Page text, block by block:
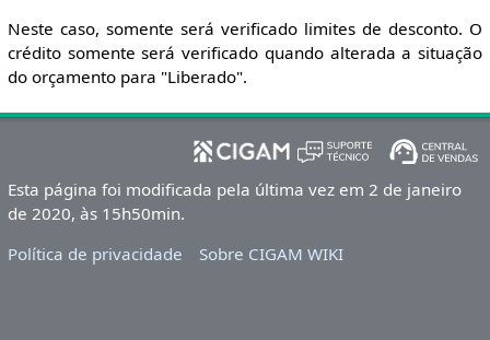
Neste caso, somente será verificado limites de desconto. O
crédito somente será verificado quando alterada a situação
do orçamento para "Liberado".
Esta página foi modificada pela última vez em 2 de janeiro
de 2020, às 15h50min.
Política de privacidade
Sobre CIGAM WIKI